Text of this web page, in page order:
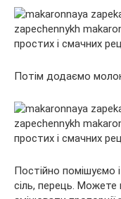
Потім додаємо
Постійно помішуємо
сіль, перець. Можете